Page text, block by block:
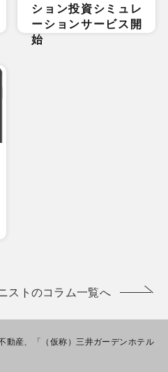
ション投資シミュレ
ーションサービス開
始
ストのコラム一覧へ
動産、「（仮称）三井ガーデンホテル